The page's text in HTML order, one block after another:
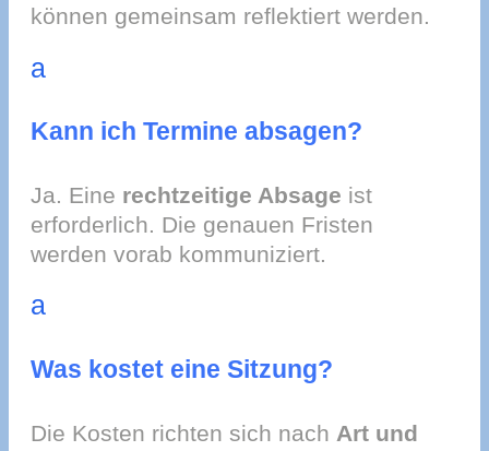
können gemeinsam reflektiert werden.
a
Kann ich Termine absagen?
Ja. Eine rechtzeitige Absage ist
erforderlich. Die genauen Fristen
werden vorab kommuniziert.
a
Was kostet eine Sitzung?
Die Kosten richten sich nach Art und